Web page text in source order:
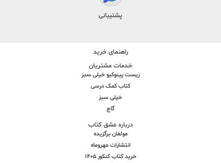
پشتیبانی
راهنمای خرید
خدمات مشتریان
زیست پینوکیو خیلی سبز
کتاب کمک درسی
خیلی سبز
گاج
درباره عشق کتاب
مولفان برگزیده
انتشارات مهروماه
خرید کتاب کنکور 1405